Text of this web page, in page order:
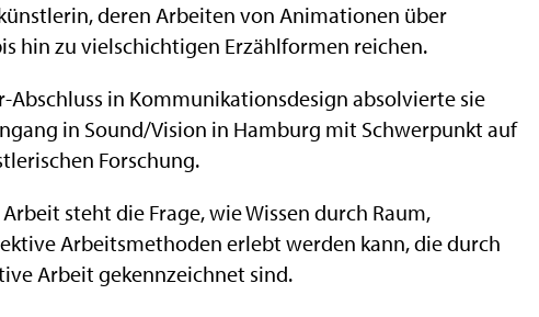
deren Arbeiten von Animationen über
hin zu vielschichtigen Erzählformen reichen.
Abschluss in Kommunikationsdesign absolvierte sie
in Sound/Vision in Hamburg mit Schwerpunkt auf
Forschung.
steht die Frage, wie Wissen durch Raum,
Arbeitsmethoden erlebt werden kann, die durch
Arbeit gekennzeichnet sind.